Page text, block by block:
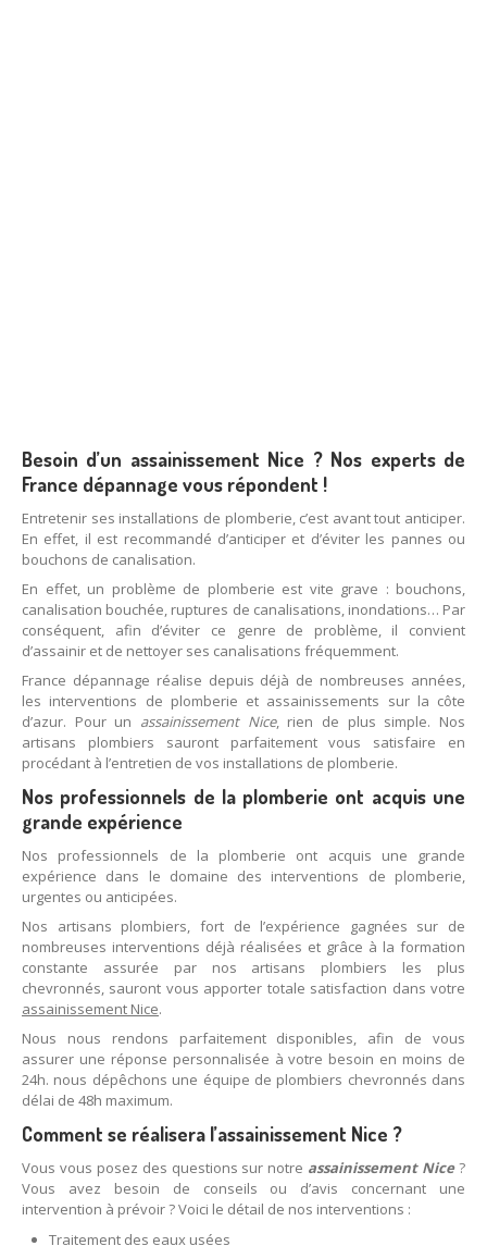
Besoin d’un assainissement Nice ? Nos experts de
France dépannage vous répondent !
Entretenir ses installations de plomberie, c’est avant tout anticiper.
En effet, il est recommandé d’anticiper et d’éviter les pannes ou
bouchons de canalisation.
En effet, un problème de plomberie est vite grave : bouchons,
canalisation bouchée, ruptures de canalisations, inondations… Par
conséquent, afin d’éviter ce genre de problème, il convient
d’assainir et de nettoyer ses canalisations fréquemment.
France dépannage réalise depuis déjà de nombreuses années,
les interventions de plomberie et assainissements sur la côte
d’azur. Pour un assainissement Nice, rien de plus simple. Nos
artisans plombiers sauront parfaitement vous satisfaire en
procédant à l’entretien de vos installations de plomberie.
Nos professionnels de la plomberie ont acquis une
grande expérience
Nos professionnels de la plomberie ont acquis une grande
expérience dans le domaine des interventions de plomberie,
urgentes ou anticipées.
Nos artisans plombiers, fort de l’expérience gagnées sur de
nombreuses interventions déjà réalisées et grâce à la formation
constante assurée par nos artisans plombiers les plus
chevronnés, sauront vous apporter totale satisfaction dans votre
assainissement Nice.
Nous nous rendons parfaitement disponibles, afin de vous
assurer une réponse personnalisée à votre besoin en moins de
24h. nous dépêchons une équipe de plombiers chevronnés dans
délai de 48h maximum.
Comment se réalisera l’assainissement Nice ?
Vous vous posez des questions sur notre assainissement Nice?
Vous avez besoin de conseils ou d’avis concernant une
intervention à prévoir ? Voici le détail de nos interventions :
Traitement des eaux usées